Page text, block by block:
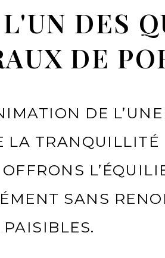
DES
DE
DE
LA TRANQUILLITÉ
SANS